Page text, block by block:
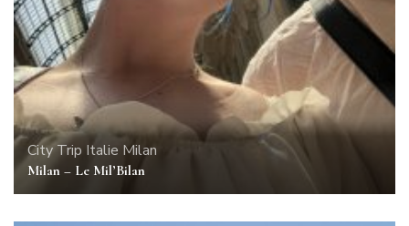
City Trip Italie Milan
Milan – Le Mil’Bilan